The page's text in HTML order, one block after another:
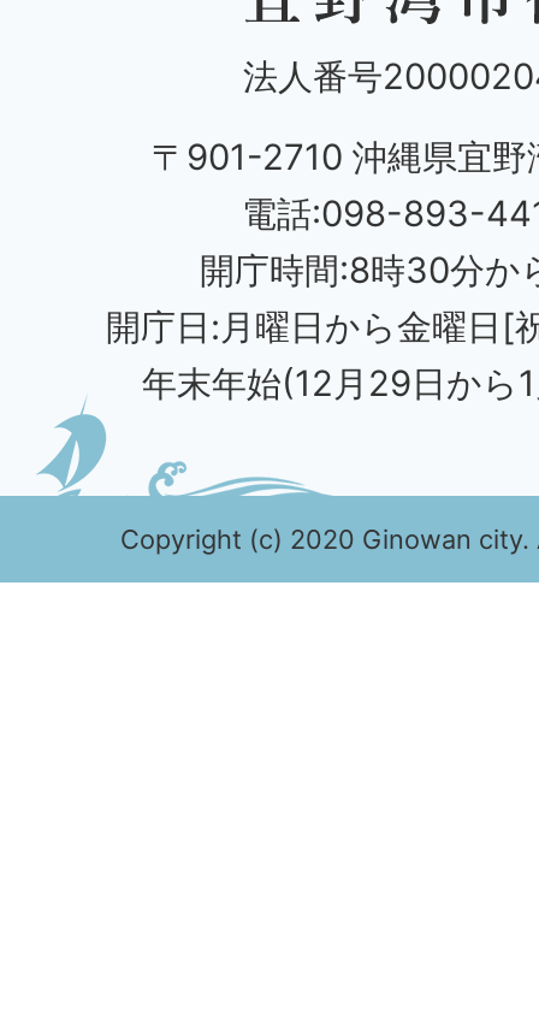
法人番号
〒901-2710 沖縄県宜野
電話:098-893-
開庁時間:8時30分か
開庁日:月曜日から金曜日[
年末年始(12月29日から
Copyright (c) 2020 Ginowan city.